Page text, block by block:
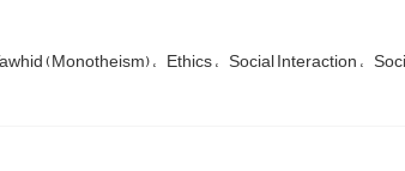
(Monotheism) Ethics Social Interaction